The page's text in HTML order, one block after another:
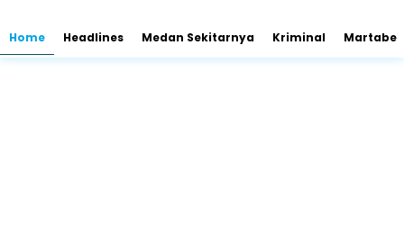
Home Headlines Medan Sekitarnya Kriminal Martabe